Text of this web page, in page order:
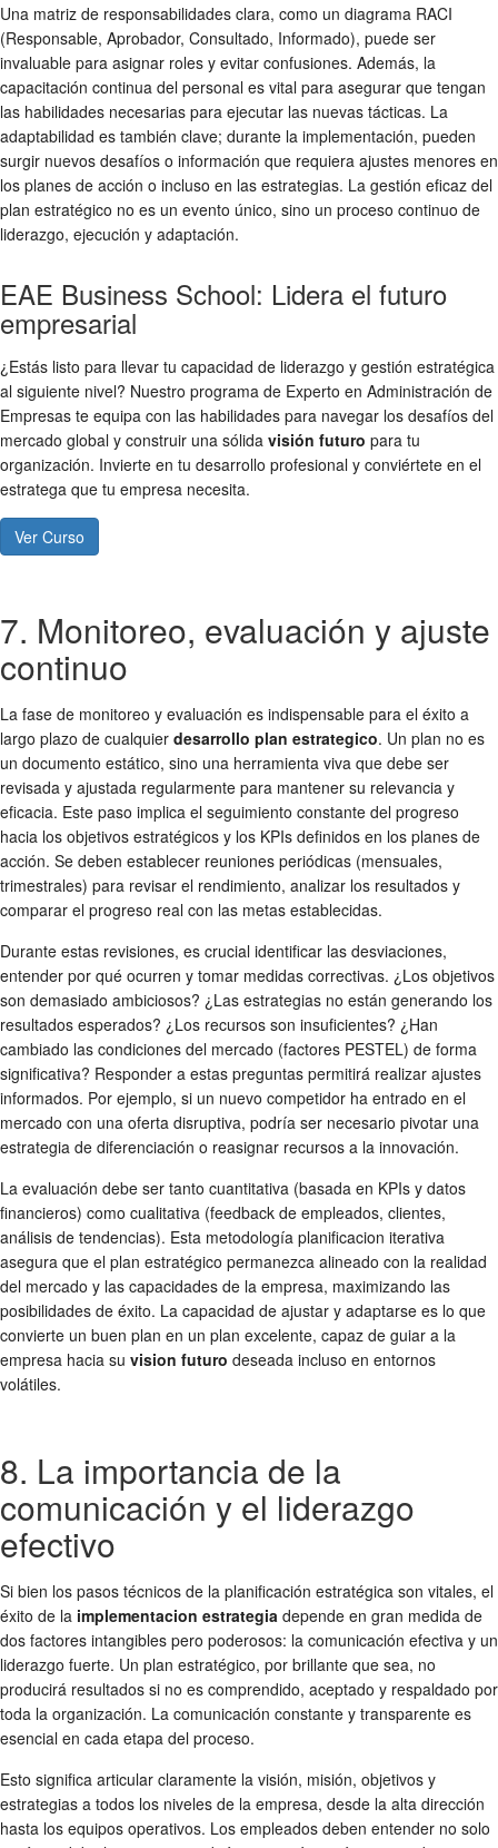
Una matriz de responsabilidades clara, como un diagrama RACI
(Responsable, Aprobador, Consultado, Informado), puede ser
invaluable para asignar roles y evitar confusiones. Además, la
capacitación continua del personal es vital para asegurar que tengan
las habilidades necesarias para ejecutar las nuevas tácticas. La
adaptabilidad es también clave; durante la implementación, pueden
surgir nuevos desafíos o información que requiera ajustes menores en
los planes de acción o incluso en las estrategias. La gestión eficaz del
plan estratégico no es un evento único, sino un proceso continuo de
liderazgo, ejecución y adaptación.
EAE Business School: Lidera el futuro
empresarial
¿Estás listo para llevar tu capacidad de liderazgo y gestión estratégica
al siguiente nivel? Nuestro programa de Experto en Administración de
Empresas te equipa con las habilidades para navegar los desafíos del
mercado global y construir una sólida visión futuro para tu
organización. Invierte en tu desarrollo profesional y conviértete en el
estratega que tu empresa necesita.
Ver Curso
7. Monitoreo, evaluación y ajuste
continuo
La fase de monitoreo y evaluación es indispensable para el éxito a
largo plazo de cualquier desarrollo plan estrategico. Un plan no es
un documento estático, sino una herramienta viva que debe ser
revisada y ajustada regularmente para mantener su relevancia y
eficacia. Este paso implica el seguimiento constante del progreso
hacia los objetivos estratégicos y los KPIs definidos en los planes de
acción. Se deben establecer reuniones periódicas (mensuales,
trimestrales) para revisar el rendimiento, analizar los resultados y
comparar el progreso real con las metas establecidas.
Durante estas revisiones, es crucial identificar las desviaciones,
entender por qué ocurren y tomar medidas correctivas. ¿Los objetivos
son demasiado ambiciosos? ¿Las estrategias no están generando los
resultados esperados? ¿Los recursos son insuficientes? ¿Han
cambiado las condiciones del mercado (factores PESTEL) de forma
significativa? Responder a estas preguntas permitirá realizar ajustes
informados. Por ejemplo, si un nuevo competidor ha entrado en el
mercado con una oferta disruptiva, podría ser necesario pivotar una
estrategia de diferenciación o reasignar recursos a la innovación.
La evaluación debe ser tanto cuantitativa (basada en KPIs y datos
financieros) como cualitativa (feedback de empleados, clientes,
análisis de tendencias). Esta metodología planificacion iterativa
asegura que el plan estratégico permanezca alineado con la realidad
del mercado y las capacidades de la empresa, maximizando las
posibilidades de éxito. La capacidad de ajustar y adaptarse es lo que
convierte un buen plan en un plan excelente, capaz de guiar a la
empresa hacia su vision futuro deseada incluso en entornos
volátiles.
8. La importancia de la
comunicación y el liderazgo
efectivo
Si bien los pasos técnicos de la planificación estratégica son vitales, el
éxito de la implementacion estrategia depende en gran medida de
dos factores intangibles pero poderosos: la comunicación efectiva y un
liderazgo fuerte. Un plan estratégico, por brillante que sea, no
producirá resultados si no es comprendido, aceptado y respaldado por
toda la organización. La comunicación constante y transparente es
esencial en cada etapa del proceso.
Esto significa articular claramente la visión, misión, objetivos y
estrategias a todos los niveles de la empresa, desde la alta dirección
hasta los equipos operativos. Los empleados deben entender no solo